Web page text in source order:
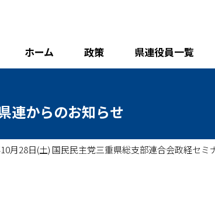
ホーム 政策 県連役員一覧
連からのお知らせ
月28日(土) 国民民主党三重県総支部連合会政経セミ